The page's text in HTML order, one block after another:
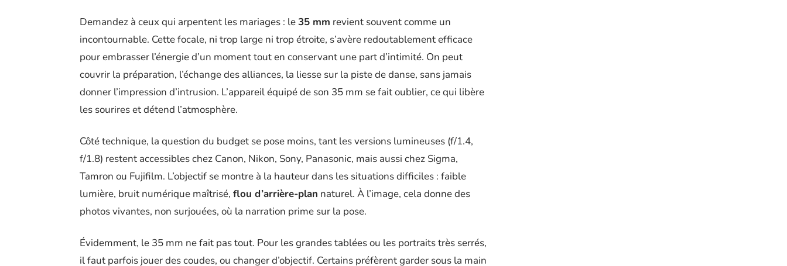
Demandez à ceux qui arpentent les mariages : le35 mm revient souvent comme un
incontournable. Cette focale, ni trop large ni trop étroite, s’avère redoutablement efficace
pour embrasser l’énergie d’un moment tout en conservant une part d’intimité. On peut
couvrir la préparation, l’échange des alliances, la liesse sur la piste de danse, sans jamais
donner l’impression d’intrusion. L’appareil équipé de son 35 mm se fait oublier, ce qui libère
les sourires et détend l’atmosphère.
Côté technique, la question du budget se pose moins, tant les versions lumineuses (f/1.4,
f/1.8) restent accessibles chez Canon, Nikon, Sony, Panasonic, mais aussi chez Sigma,
Tamron ou Fujifilm. L’objectif se montre à la hauteur dans les situations difficiles : faible
lumière, bruit numérique maîtrisé, flou d’arrière-plan naturel. À l’image, cela donne des
photos vivantes, non surjouées, où la narration prime sur la pose.
Évidemment, le 35 mm ne fait pas tout. Pour les grandes tablées ou les portraits très serrés,
il faut parfois jouer des coudes, ou changer d’objectif. Certains préfèrent garder sous la main